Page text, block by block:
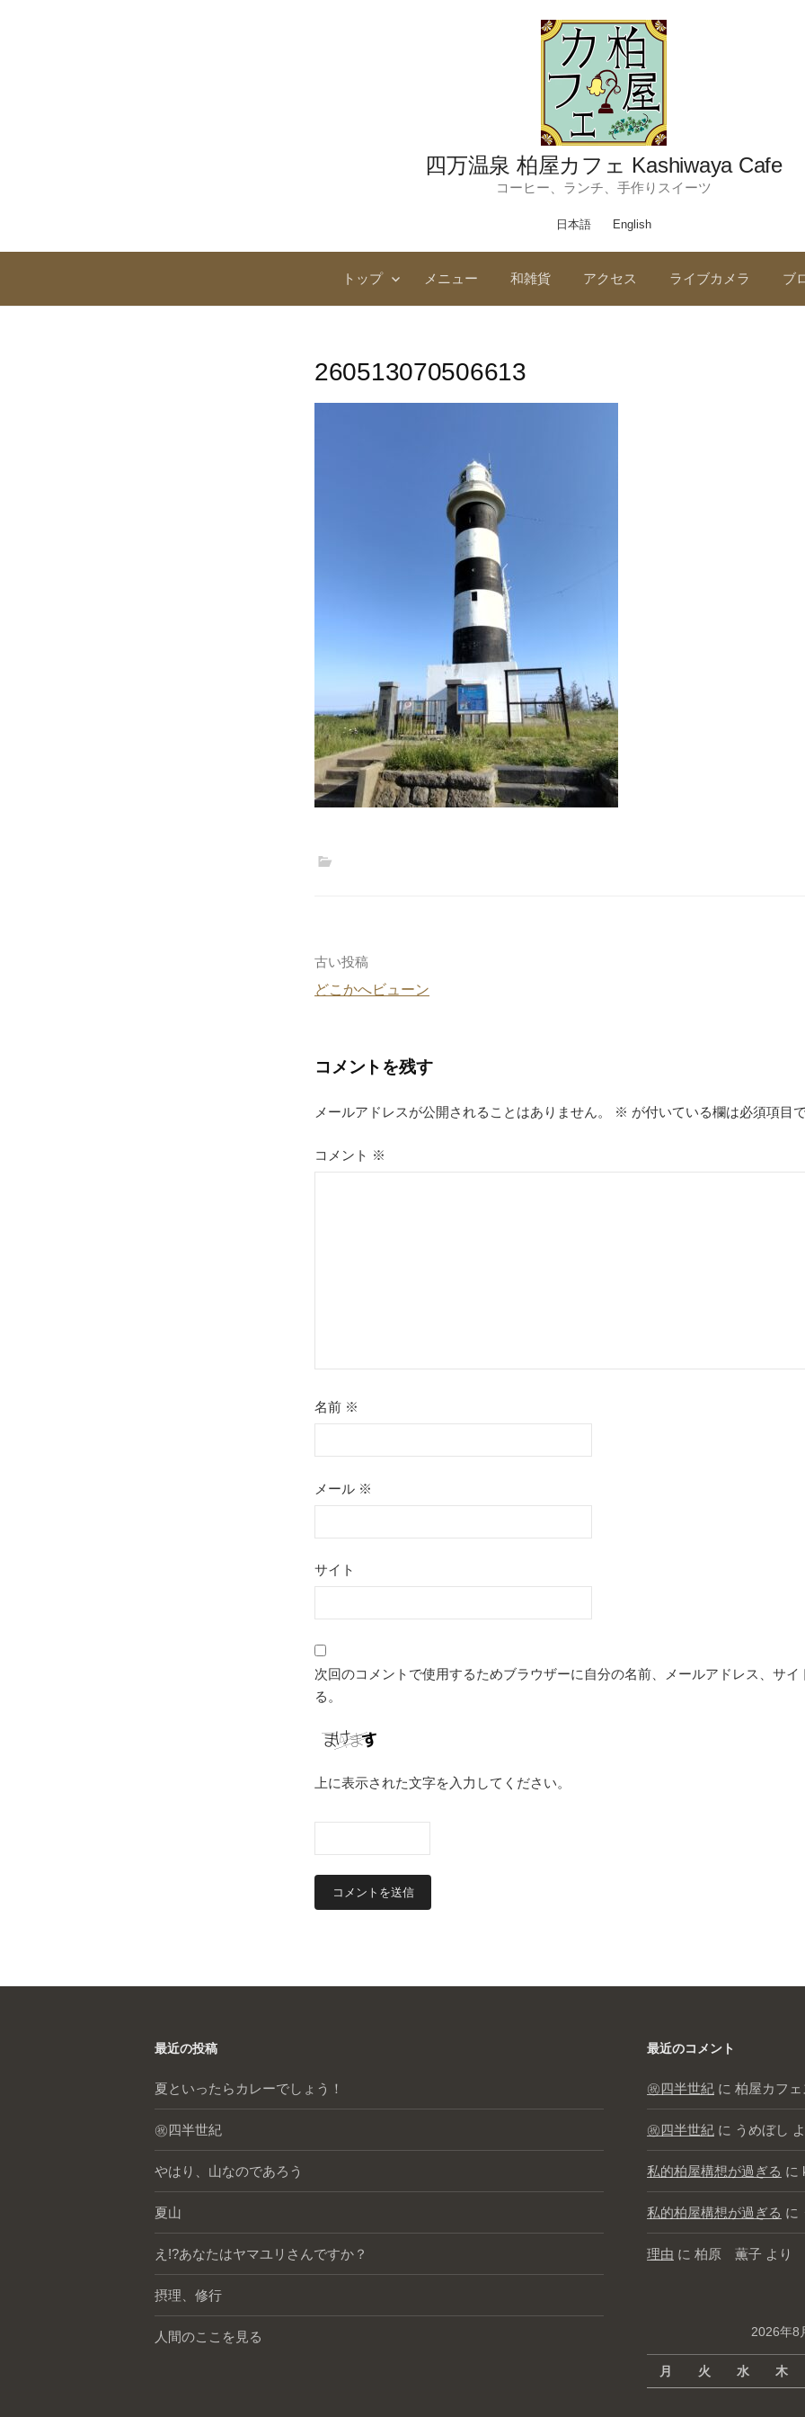
四万温泉 柏屋カフェ Kashiwaya Cafe
コーヒー、ランチ、手作りスイーツ
日本語 English
トップ メニュー 和雑貨 アクセス ライブカメラ ブ
260513070506613
投
稿
ビ
ゲ
ー
古い投稿
どこかへビューン
コメントを残す
メールアドレスが公開されることはありません。 ※ が付いている欄は必須項目
コメント ※
名前 ※
メール ※
サイト
次回のコメントで使用するためブラウザーに自分の名前、メールアドレス、サイ
る。
上に表示された文字を入力してください。
最近の投稿
夏といったらカレーでしょう！
㊗️四半世紀
やはり、山なのであろう
夏山
え!?あなたはヤマユリさんですか？
摂理、修行
人間のここを見る
最近のコメント
㊗️四半世紀 に 柏屋カフ
㊗️四半世紀 に うめぼし
私的柏屋構想が過ぎる に
私的柏屋構想が過ぎる に
理由 に 柏原 薫子 より
2026年8
月 火 水 木